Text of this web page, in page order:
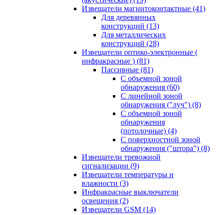
Извещатели магнитоконтактные (41)
Для деревянных
конструкций (13)
Для металлических
конструкций (28)
Извещатели оптико-электронные (
инфракрасные ) (81)
Пассивные (81)
С объемной зоной
обнаружения (60)
С линейной зоной
обнаружения ("луч") (8)
С объемной зоной
обнаружения
(потолочные) (4)
С поверхностной зоной
обнаружения ("штора") (8)
Извещатели тревожной
сигнализации (9)
Извещатели температуры и
влажности (3)
Инфракрасные выключатели
освещения (2)
Извещатели GSM (14)